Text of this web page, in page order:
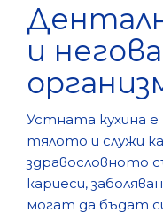
и
Устната кухина
тялото и служи
здравословното
кариеси,
могат да бъдат